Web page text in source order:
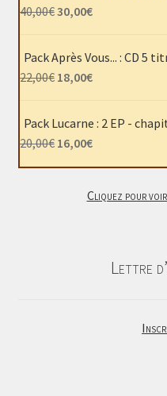
40,00€ Le
initial
était :
40,00€.
30,00€Le
Pack Après Vous... : CD 5
22,00€ Le
22,00€.
18,00€Le
actuel
Pack Lucarne : 2 EP -
20,00€ Le
était :
16,00€Le
est :
Cliquez pour
Lettre